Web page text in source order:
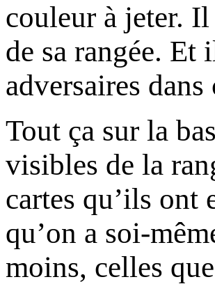
couleur à jeter.
de sa rangée. Et
adversaires dans
Tout ça sur la
visibles de la
cartes qu’ils ont
qu’on a soi-
moins, celles